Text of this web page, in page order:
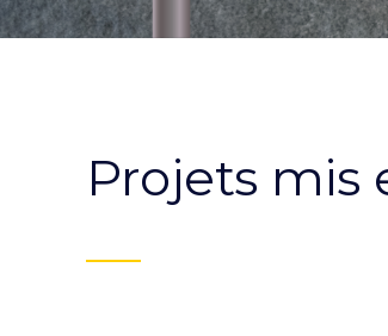
Projets mis